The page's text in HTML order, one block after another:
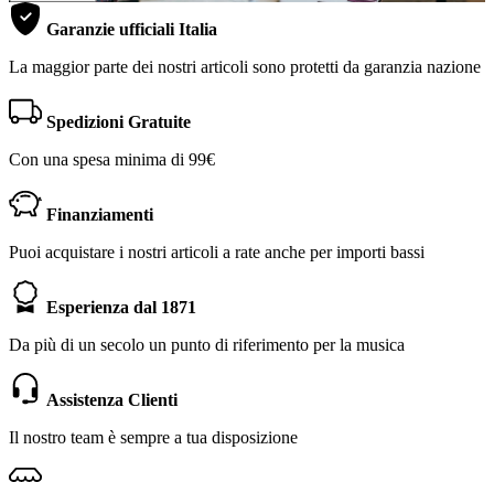
Garanzie ufficiali Italia
La maggior parte dei nostri articoli sono protetti da garanzia nazione
Spedizioni Gratuite
Con una spesa minima di 99€
Finanziamenti
Puoi acquistare i nostri articoli a rate anche per importi bassi
Esperienza dal 1871
Da più di un secolo un punto di riferimento per la musica
Assistenza Clienti
Il nostro team è sempre a tua disposizione